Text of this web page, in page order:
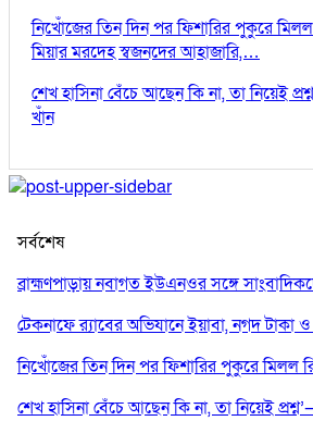
নিখোঁজের তিন দিন পর ফিশারির পুকুরে
মিয়ার মরদেহ স্বজনদের আহাজারি,…
শেখ হাসিনা বেঁচে আছেন কি না, তা নিয়েই
খাঁন
সর্বশেষ
ব্রাহ্মণপাড়ায় নবাগত ইউএনওর সঙ্গে
টেকনাফে র‌্যাবের অভিযানে ইয়াবা, নগদ
নিখোঁজের তিন দিন পর ফিশারির পুকুরে মিলল
শেখ হাসিনা বেঁচে আছেন কি না, তা নিয়েই